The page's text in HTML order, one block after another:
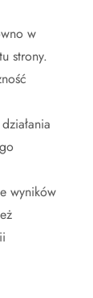
w
strony.
wyników